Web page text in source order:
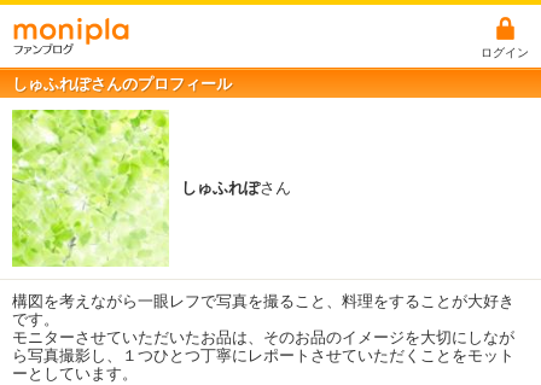
ログイン
しゅふれぽさんのプロフィール
しゅふれぽさん
構図を考えながら一眼レフで写真を撮ること、料理をすることが大好き
です。
モニターさせていただいたお品は、そのお品のイメージを大切にしなが
ら写真撮影し、１つひとつ丁寧にレポートさせていただくことをモット
ーとしています。